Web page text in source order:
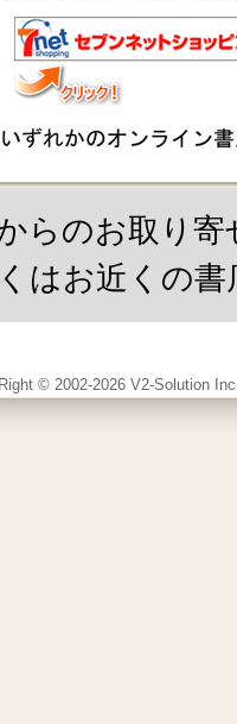
らのお取り
はお近くの書
© 2002-2026 V2-Solution